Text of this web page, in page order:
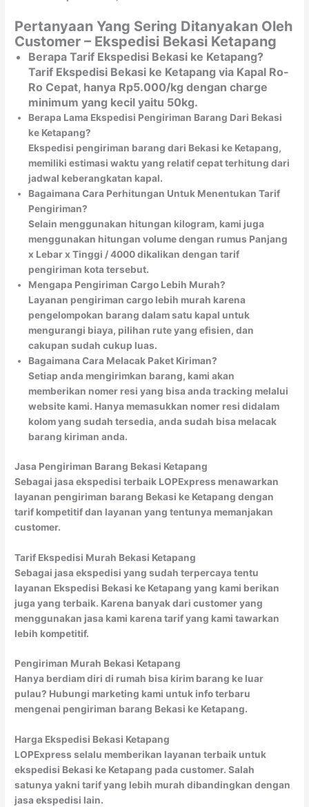
Pertanyaan Yang Sering Ditanyakan Oleh
Customer – Ekspedisi Bekasi Ketapang
Berapa Tarif Ekspedisi Bekasi ke Ketapang?
Tarif Ekspedisi Bekasi ke Ketapang via Kapal Ro-
Ro Cepat, hanya Rp5.000/kg dengan charge
minimum yang kecil yaitu 50kg.
Berapa Lama Ekspedisi Pengiriman Barang Dari Bekasi
ke Ketapang?
Ekspedisi pengiriman barang dari Bekasi ke Ketapang,
memiliki estimasi waktu yang relatif cepat terhitung dari
jadwal keberangkatan kapal.
Bagaimana Cara Perhitungan Untuk Menentukan Tarif
Pengiriman?
Selain menggunakan hitungan kilogram, kami juga
menggunakan hitungan volume dengan rumus Panjang
x Lebar x Tinggi / 4000 dikalikan dengan tarif
pengiriman kota tersebut.
Mengapa Pengiriman Cargo Lebih Murah?
Layanan pengiriman cargo lebih murah karena
pengelompokan barang dalam satu kapal untuk
mengurangi biaya, pilihan rute yang efisien, dan
cakupan sudah cukup luas.
Bagaimana Cara Melacak Paket Kiriman?
Setiap anda mengirimkan barang, kami akan
memberikan nomer resi yang bisa anda tracking melalui
website kami. Hanya memasukkan nomer resi didalam
kolom yang sudah tersedia, anda sudah bisa melacak
barang kiriman anda.
Jasa Pengiriman Barang Bekasi Ketapang
Sebagai jasa ekspedisi terbaik LOPExpress menawarkan
layanan pengiriman barang Bekasi ke Ketapang dengan
tarif kompetitif dan layanan yang tentunya memanjakan
customer.
Tarif Ekspedisi Murah Bekasi Ketapang
Sebagai jasa ekspedisi yang sudah terpercaya tentu
layanan Ekspedisi Bekasi ke Ketapang yang kami berikan
juga yang terbaik. Karena banyak dari customer yang
menggunakan jasa kami karena tarif yang kami tawarkan
lebih kompetitif.
Pengiriman Murah Bekasi Ketapang
Hanya berdiam diri di rumah bisa kirim barang ke luar
pulau? Hubungi marketing kami untuk info terbaru
mengenai pengiriman barang Bekasi ke Ketapang.
Harga Ekspedisi Bekasi Ketapang
LOPExpress selalu memberikan layanan terbaik untuk
ekspedisi Bekasi ke Ketapang pada customer. Salah
satunya yakni tarif yang lebih murah dibandingkan dengan
jasa ekspedisi lain.